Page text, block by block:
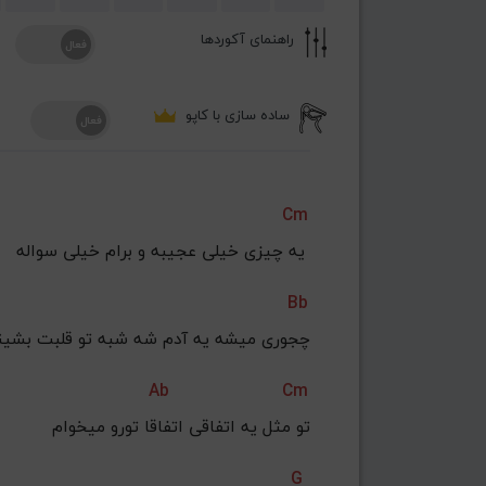
راهنمای آکوردها
ساده سازی با کاپو
Cm
Bb
چجوری میشه یه آدم شه شبه تو قلبت
Ab
Cm
تو مثل یه اتفاقی اتفاقا تورو میخوام
G